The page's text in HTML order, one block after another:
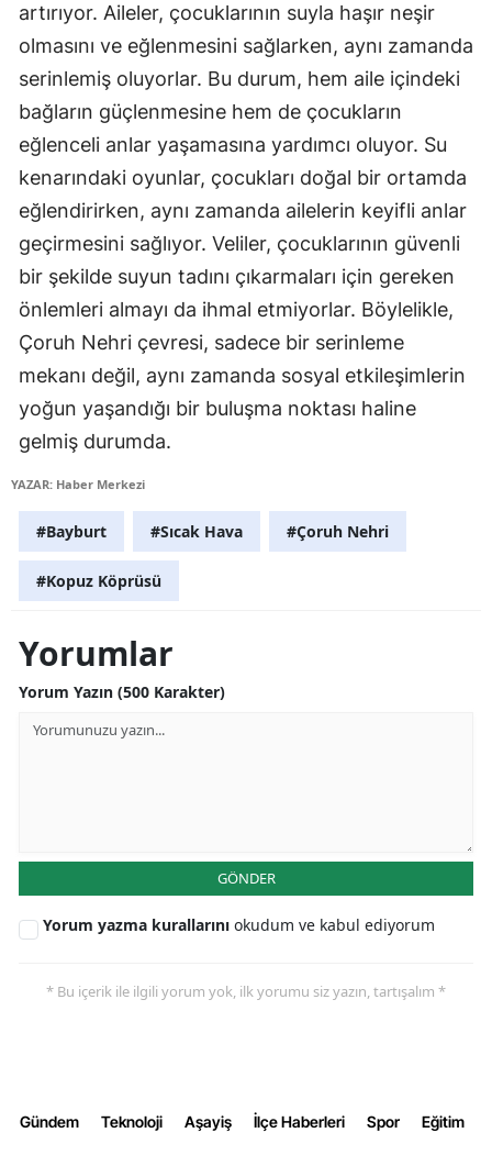
Kırşehir
Kocaeli
Konya
Kütahya
Malatya
Manisa
Kahramanmaraş
Mardin
Muğla
Tokat
artırıyor. Aileler, çocuklarının suyla haşır neşir
olmasını ve eğlenmesini sağlarken, aynı zamanda
serinlemiş oluyorlar. Bu durum, hem aile içindeki
bağların güçlenmesine hem de çocukların
eğlenceli anlar yaşamasına yardımcı oluyor. Su
kenarındaki oyunlar, çocukları doğal bir ortamda
eğlendirirken, aynı zamanda ailelerin keyifli anlar
geçirmesini sağlıyor. Veliler, çocuklarının güvenli
bir şekilde suyun tadını çıkarmaları için gereken
önlemleri almayı da ihmal etmiyorlar. Böylelikle,
Çoruh Nehri çevresi, sadece bir serinleme
mekanı değil, aynı zamanda sosyal etkileşimlerin
yoğun yaşandığı bir buluşma noktası haline
gelmiş durumda.
YAZAR: Haber Merkezi
#Bayburt #Sıcak Hava #Çoruh Nehri
#Kopuz Köprüsü
Yorumlar
Yorum Yazın (500 Karakter)
GÖNDER
Yorum yazma kurallarını okudum ve kabul ediyorum
* Bu içerik ile ilgili yorum yok, ilk yorumu siz yazın, tartışalım *
Gündem Teknoloji Aşayiş İlçe Haberleri Spor Eğitim